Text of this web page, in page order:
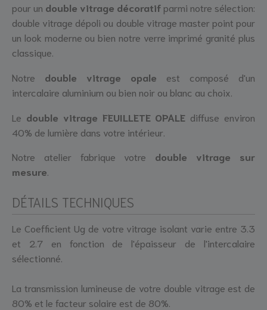
pour un double vitrage décoratifparmi notre sélection:
double vitrage dépoli ou double vitrage master point pour
un look moderne ou bien notre verre imprimé granité plus
classique.
Notre double vitrage opale est composé d'un
intercalaire aluminium ou bien noir ou blanc au choix.
Le double vitrage FEUILLETE OPALE diffuse environ
40% de lumière dans votre intérieur.
Notre atelier fabrique votre double vitrage sur
mesure.
DÉTAILS TECHNIQUES
Le Coefficient Ug de votre vitrage isolant varie entre 3.3
et 2.7 en fonction de l'épaisseur de l'intercalaire
sélectionné.
La transmission lumineuse de votre double vitrage est de
80% et le facteur solaire est de 80%.